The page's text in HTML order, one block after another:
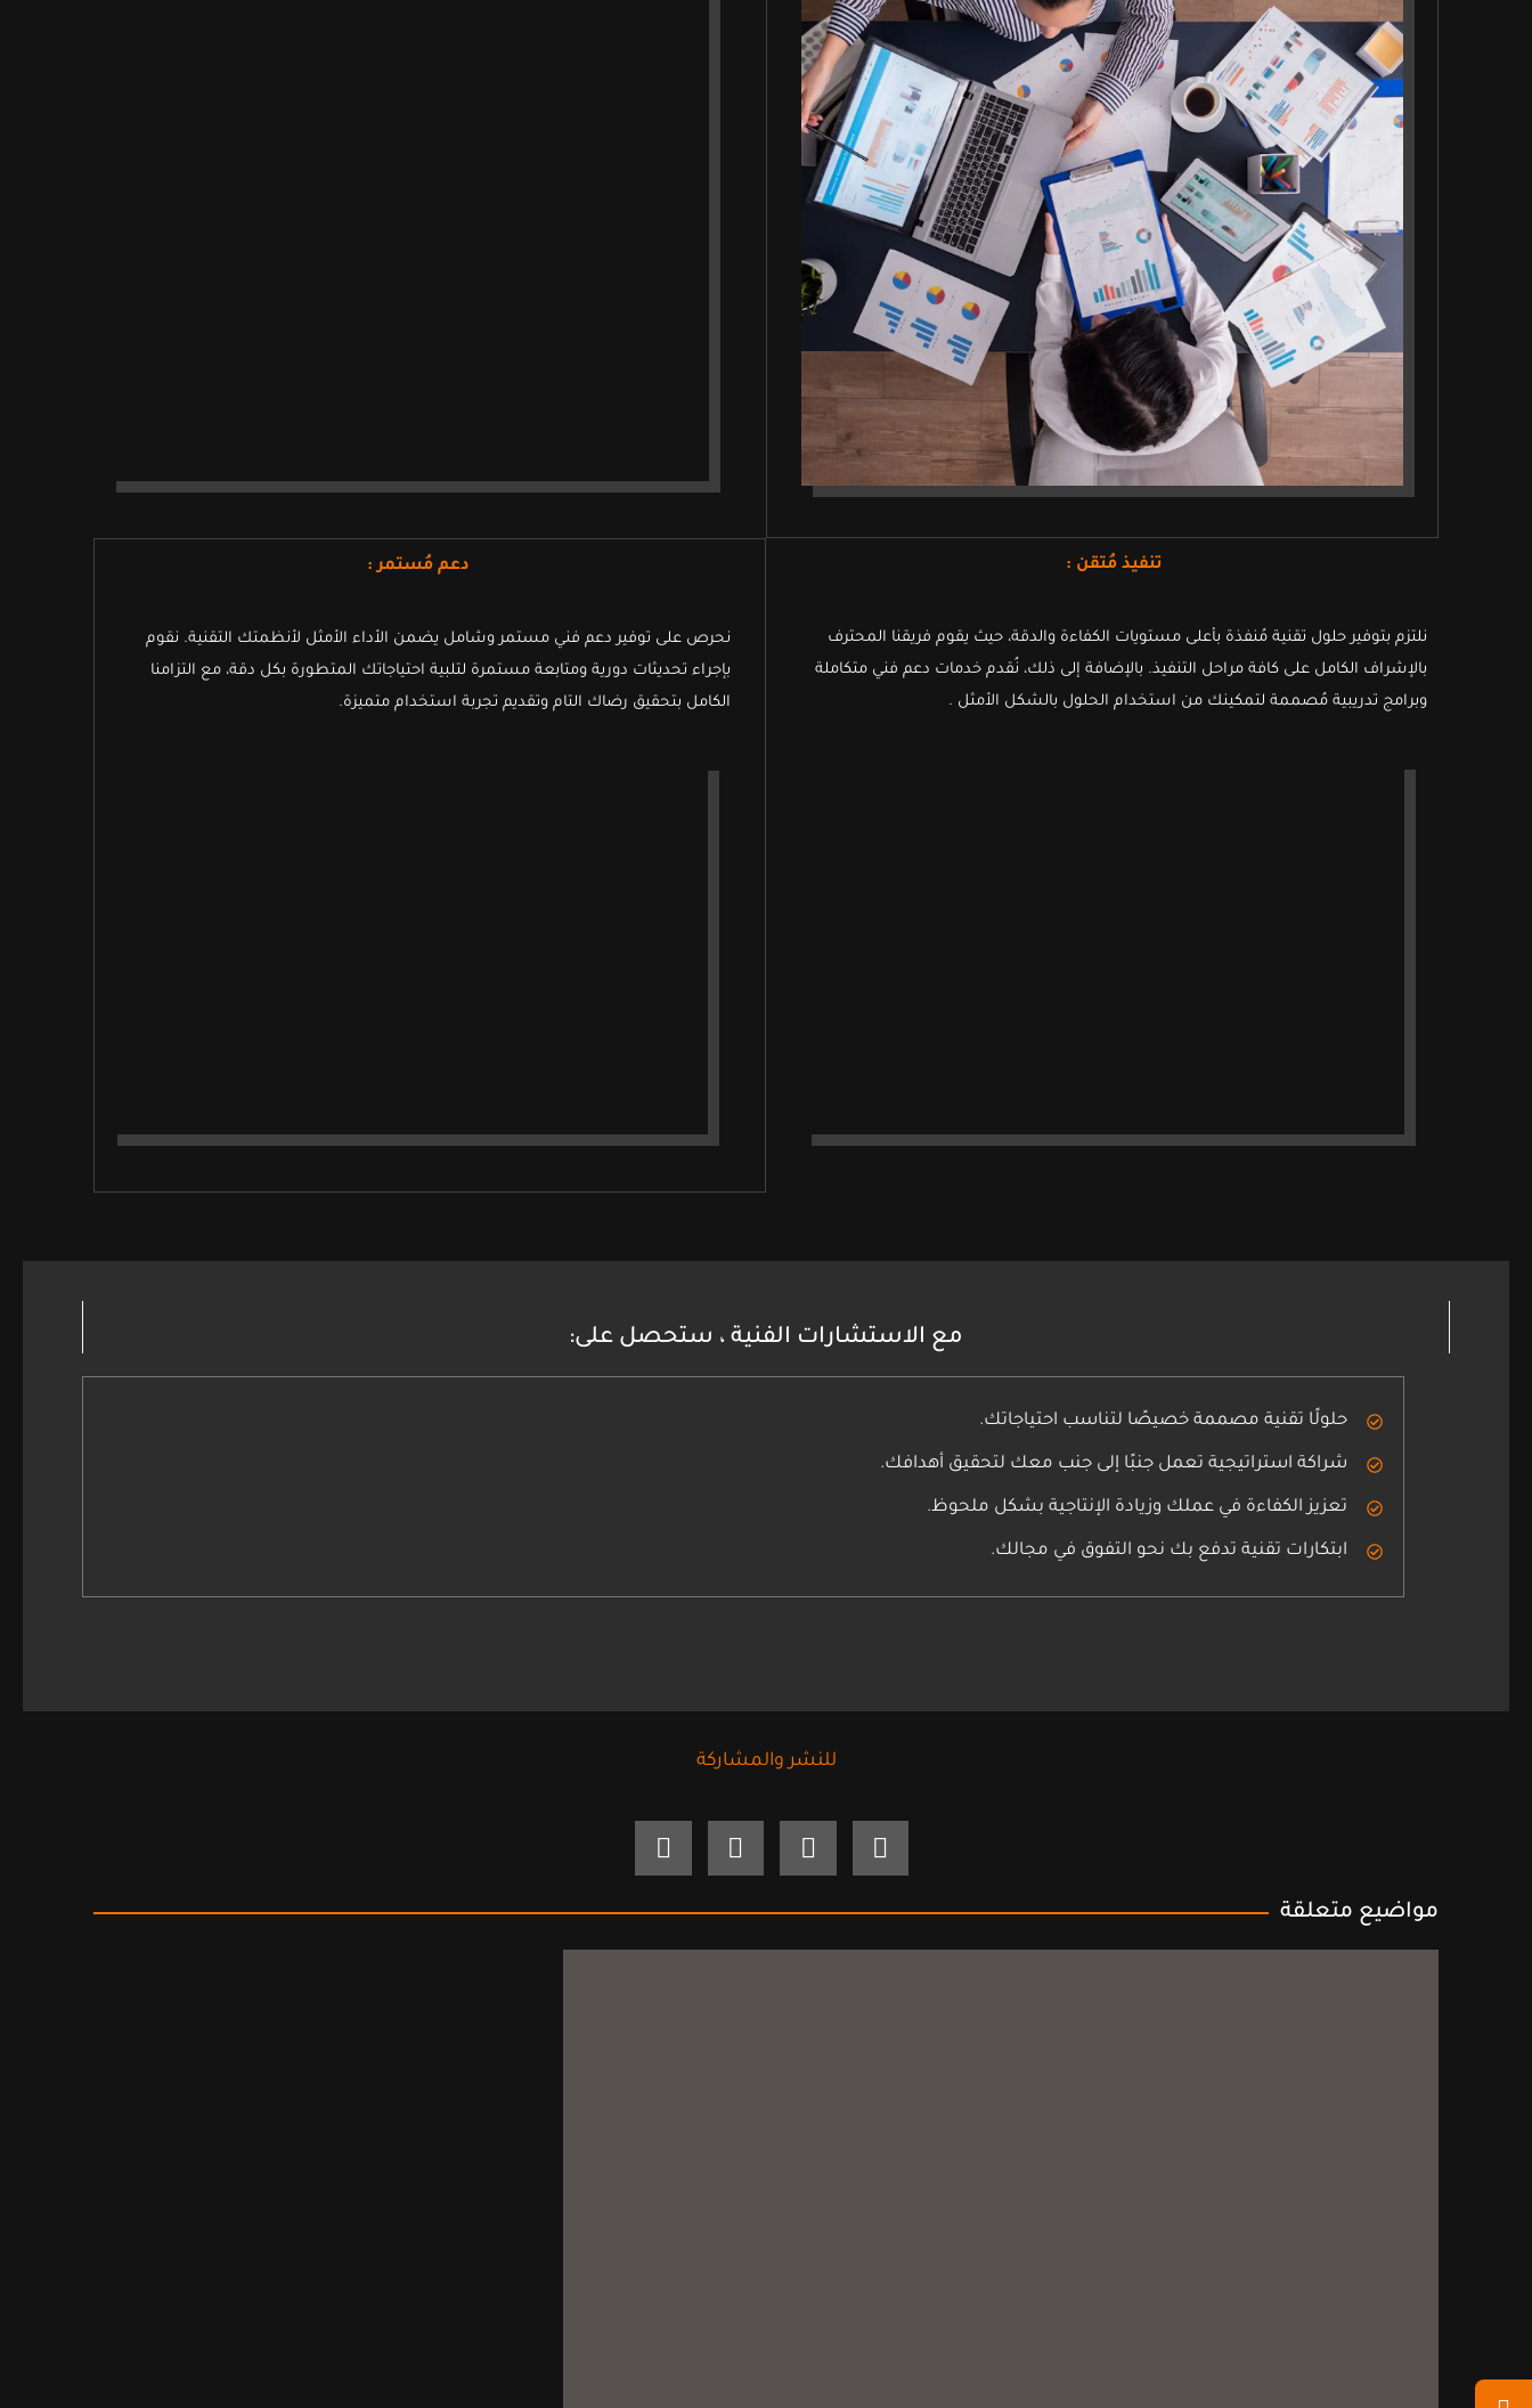
تنفيذ مُتقن :
نلتزم بتوفير حلول تقنية مُنفذة بأعلى مستويات الكفاءة والدقة، حيث يقوم فريقنا المحترف
بالإشراف الكامل على كافة مراحل التنفيذ. بالإضافة إلى ذلك، نُقدم خدمات دعم فني متكاملة
وبرامج تدريبية مُصممة لتمكينك من استخدام الحلول بالشكل الأمثل .
دعم مُستمر :
نحرص على توفير دعم فني مستمر وشامل يضمن الأداء الأمثل لأنظمتك التقنية. نقوم
بإجراء تحديثات دورية ومتابعة مستمرة لتلبية احتياجاتك المتطورة بكل دقة، مع التزامنا
الكامل بتحقيق رضاك التام وتقديم تجربة استخدام متميزة.
مع الاستشارات الفنية ، ستحصل على:
حلولًا تقنية مصممة خصيصًا لتناسب احتياجاتك.
شراكة استراتيجية تعمل جنبًا إلى جنب معك لتحقيق أهدافك.
تعزيز الكفاءة في عملك وزيادة الإنتاجية بشكل ملحوظ.
ابتكارات تقنية تدفع بك نحو التفوق في مجالك.
للنشر والمشاركة
مواضيع متعلقة